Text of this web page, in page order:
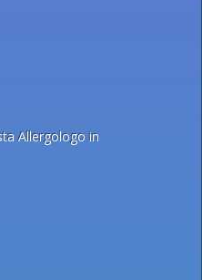
Allergologo in